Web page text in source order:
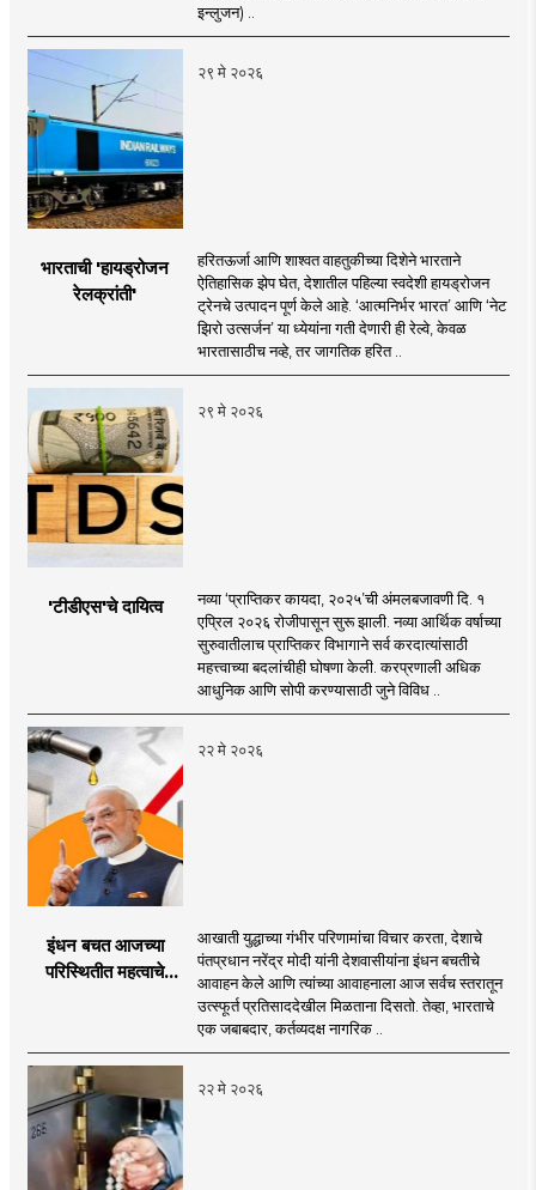
इन्लुजन) ..
२९ मे २०२६
भारताची 'हायड्रोजन
रेलक्रांती'
हरितऊर्जा आणि शाश्वत वाहतुकीच्या दिशेने भारताने
ऐतिहासिक झेप घेत, देशातील पहिल्या स्वदेशी हायड्रोजन
ट्रेनचे उत्पादन पूर्ण केले आहे. ‘आत्मनिर्भर भारत’ आणि ‘नेट
झिरो उत्सर्जन’ या ध्येयांना गती देणारी ही रेल्वे, केवळ
भारतासाठीच नव्हे, तर जागतिक हरित ..
२९ मे २०२६
'टीडीएस'चे दायित्व
नव्या ‘प्राप्तिकर कायदा, २०२५’ची अंमलबजावणी दि. १
एप्रिल २०२६ रोजीपासून सुरू झाली. नव्या आर्थिक वर्षाच्या
सुरुवातीलाच प्राप्तिकर विभागाने सर्व करदात्यांसाठी
महत्त्वाच्या बदलांचीही घोषणा केली. करप्रणाली अधिक
आधुनिक आणि सोपी करण्यासाठी जुने विविध ..
२२ मे २०२६
इंधन बचत आजच्या
परिस्थितीत महत्वाचे
आखाती युद्धाच्या गंभीर परिणामांचा विचार करता, देशाचे
पंतप्रधान नरेंद्र मोदी यांनी देशवासीयांना इंधन बचतीचे
आवाहन केले आणि त्यांच्या आवाहनाला आज सर्वच स्तरातून
उत्स्फूर्त प्रतिसाददेखील मिळताना दिसतो. तेव्हा, भारताचे
एक जबाबदार, कर्तव्यदक्ष नागरिक ..
२२ मे २०२६